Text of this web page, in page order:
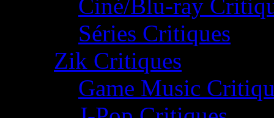
Ciné/Blu-ray
Séries Critiques
Zik Critiques
Game Music